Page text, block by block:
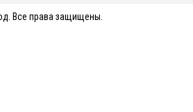
Все права защищены.